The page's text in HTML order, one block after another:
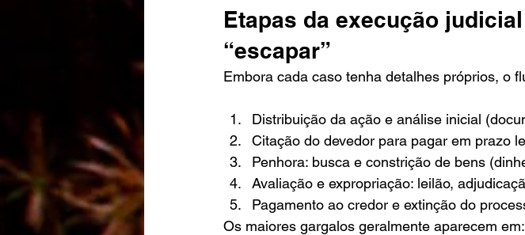
Etapas da execução
“escapar”
Embora cada caso tenha detalhes próprios, o
Distribuição da ação e análise inicial
Citação do devedor para pagar em prazo
Penhora: busca e constrição de bens
Avaliação e expropriação: leilão,
Pagamento ao credor e extinção do
Os maiores gargalos geralmente aparecem